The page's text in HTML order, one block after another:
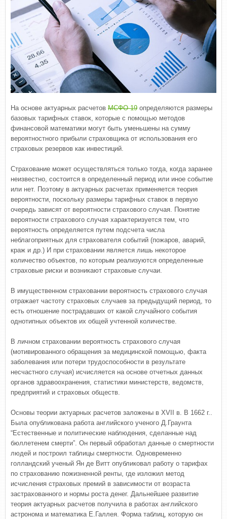
На основе актуарных расчетов МСФО 19 определяются размеры
базовых тарифных ставок, которые с помощью методов
финансовой математики могут быть уменьшены на сумму
вероятностного прибыли страховщика от использования его
страховых резервов как инвестиций.
Страхование может осуществляться только тогда, когда заранее
неизвестно, состоится в определенный период или иное событие
или нет. Поэтому в актуарных расчетах применяется теория
вероятности, поскольку размеры тарифных ставок в первую
очередь зависят от вероятности страхового случая. Понятие
вероятности страхового случая характеризуется тем, что
вероятность определяется путем подсчета числа
неблагоприятных для страхователя событий (пожаров, аварий,
краж и др.) И при страховании является лишь некоторое
количество объектов, по которым реализуются определенные
страховые риски и возникают страховые случаи.
В имущественном страховании вероятность страхового случая
отражает частоту страховых случаев за предыдущий период, то
есть отношение пострадавших от какой случайного события
однотипных объектов их общей учтенной количестве.
В личном страховании вероятность страхового случая
(мотивированного обращения за медицинской помощью, факта
заболевания или потери трудоспособности в результате
несчастного случая) исчисляется на основе отчетных данных
органов здравоохранения, статистики министерств, ведомств,
предприятий и страховых обществ.
Основы теории актуарных расчетов заложены в XVII в. В 1662 г..
Была опубликована работа английского ученого Д.Граунта
“Естественные и политические наблюдения, сделанные над
бюллетенем смерти”. Он первый обработал данные о смертности
людей и построил таблицы смертности. Одновременно
голландский ученый Ян де Витт опубликовал работу о тарифах
по страхованию пожизненной ренты, где изложил метод
исчисления страховых премий в зависимости от возраста
застрахованного и нормы роста денег. Дальнейшее развитие
теория актуарных расчетов получила в работах английского
астронома и математика Е.Галлея. Форма таблиц, которую он